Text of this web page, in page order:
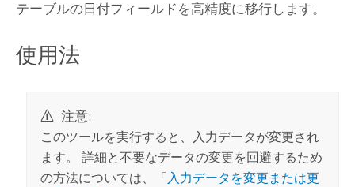
テーブルの日付フィールドを高精度に移行します。
使用法
注意:
このツールを実行すると、入力データが変更され
ます。 詳細と不要なデータの変更を回避するため
の方法については、「 入力データを変更または更